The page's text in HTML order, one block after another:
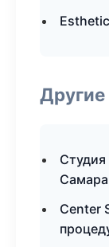
Самара
Center